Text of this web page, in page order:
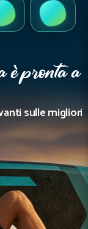
YouTube
è pronta a
sulle migliori